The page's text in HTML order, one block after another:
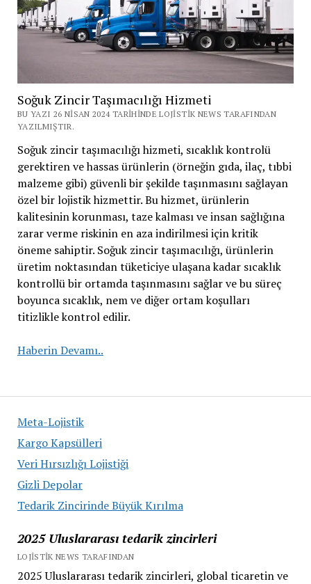
Meta-Lojistik
Kargo Kapsülleri
Veri Hırsızlığı Lojistiği
Gizli Depolar
Tedarik Zincirinde Büyük Kırılma
2025 Uluslararası tedarik zincirleri
LOJISTIK NEWS TARAFINDAN
2025 Uluslararası tedarik zincirleri, global ticaretin ve
Soğuk Zincir Taşımacılığı Hizmeti
BU YAZI 26 NISAN 2024 TARIHINDE LOJISTIK NEWS TARAFINDAN
YAZILMIŞTIR.
Soğuk zincir taşımacılığı hizmeti, sıcaklık kontrolü
gerektiren ve hassas ürünlerin (örneğin gıda, ilaç, tıbbi
malzeme gibi) güvenli bir şekilde taşınmasını sağlayan
özel bir lojistik hizmettir. Bu hizmet, ürünlerin
kalitesinin korunması, taze kalması ve insan sağlığına
zarar verme riskinin en aza indirilmesi için kritik
öneme sahiptir. Soğuk zincir taşımacılığı, ürünlerin
üretim noktasından tüketiciye ulaşana kadar sıcaklık
kontrollü bir ortamda taşınmasını sağlar ve bu süreç
boyunca sıcaklık, nem ve diğer ortam koşulları
titizlikle kontrol edilir.
Haberin Devamı..Soğuk
Hizmeti